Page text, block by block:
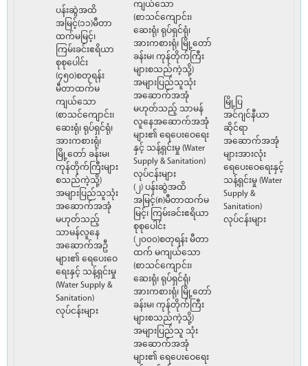
ပန်းဆွဲအထိ
အမြင့်(၁၁)မီတာ
ထက်မမြင့်၊
ကြမ်းခင်းဧရိယာ
စုစုပေါင်း
(၄၅၀)စတုရန်း
မီတာထက်မ
ကျယ်သော
(စာသင်ကျောင်း၊
ဆေးရုံ၊ ရုပ်ရှင်ရုံ၊
အားကစားရုံ၊
မြို့တော် ခန်းမ၊
ကုန်တိုက်ကြီးများ
စသည်ကဲ့သို့)
အများပြည်သူသုံး
အဆောက်အအုံ
မဟုတ်သည့်
သာမန်လူနေ
အဆောက်အဦ
များ၏ ရေပေးဝေ
ရေးနှင့် သန့်ရှင်းမှု
(Water Supply &
Sanitation)
လုပ်ငန်းများ
ကျယ်သော
(စာသင်ကျောင်း၊
ဆေးရုံ၊ ရုပ်ရှင်ရုံ၊
အားကစားရုံ၊ မြို့တော်
ခန်းမ၊ ကုန်တိုက်ကြီး
များစသည်ကဲ့သို့)
အများပြည်သူသုံး
အဆောက်အအုံ
မဟုတ်သည့် သာမန်
လူနေအဆောက်အအုံ
များ၏ ရေပေးဝေရေး
နှင့် သန့်ရှင်းမှု (Water
Supply & Sanitation)
လုပ်ငန်းများ
(၂) ပန်းဆွဲအထိ
အမြင့်(၈)မီတာထက်မ
မြင့်၊ ကြမ်းခင်းဧရိယာ
စုစုပေါင်း
(၂၀၀၀)စတုရန်း မီတာ
ထက် မကျယ်သော
(စာသင်ကျောင်း၊
ဆေးရုံ၊ ရုပ်ရှင်ရုံ၊
အားကစားရုံ၊ မြို့တော်
ခန်းမ၊ ကုန်တိုက်ကြီး
များစသည်ကဲ့သို့)
အများပြည်သူ သုံး
အဆောက်အအုံ
များ၏ ရေပေးဝေရေး
မြို့ပြ
အင်ဂျင်နီယာ
ဆိုင်ရာ
အဆောက်အအုံ
များအားလုံး
ရေပေးဝေရေးနှင့်
သန့်ရှင်းမှု (Water
Supply &
Sanitation)
လုပ်ငန်းများ